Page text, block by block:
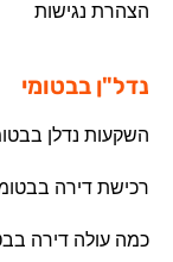
הצהרת נגישות
נדל"ן בבטומי
השקעות נדלן
רכישת דירה
כמה עולה דירה